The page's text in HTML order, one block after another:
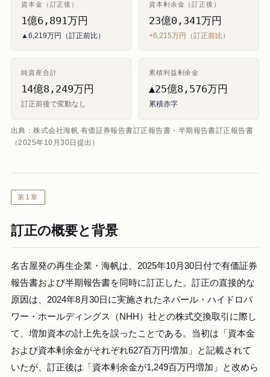
資本金（訂正後）
1億6,891万円
▲6,219万円（訂正前比）
資本剰余金（訂正後）
23億0,341万円
+6,215万円（訂正前比）
純資産合計
14億8,249万円
訂正前後で変動なし
累積利益剰余金
▲25億8,576万円
累積赤字
出典：株式会社海帆 有価証券報告書訂正報告書・半期報告書訂正報告書
（2025年10月30日提出）
第1章
訂正の概要と背景
名古屋発の再生企業・海帆は、2025年10月30日付で有価証券
報告書および半期報告書を同時に訂正した。訂正の直接的な
原因は、2024年8月30日に実施されたネパール・ハイドロパ
ワー・ホールディングス（NHH）社との株式交換取引に際し
て、増加資本の計上先を誤ったことである。当初は「資本金
および資本剰余金がそれぞれ627百万円増加」と記載されて
いたが、訂正後は「資本剰余金が1,249百万円増加」と改めら